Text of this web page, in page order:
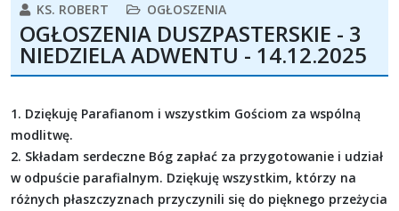
KS. ROBERT OGŁOSZENIA
OGŁOSZENIA DUSZPASTERSKIE - 3
NIEDZIELA ADWENTU - 14.12.2025
1. Dziękuję Parafianom i wszystkim Gościom za wspólną
modlitwę.
2. Składam serdeczne Bóg zapłać za przygotowanie i udział
w odpuście parafialnym. Dziękuję wszystkim, którzy na
różnych płaszczyznach przyczynili się do pięknego przeżycia